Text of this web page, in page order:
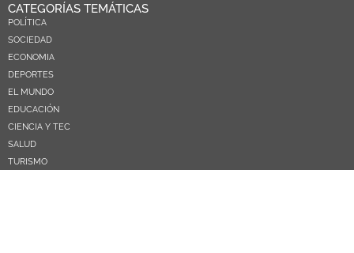
CATEGORÍAS TEMÁTICAS
POLÍTICA
SOCIEDAD
ECONOMIA
DEPORTES
EL MUNDO
EDUCACIÓN
CIENCIA Y TEC
SALUD
TURISMO